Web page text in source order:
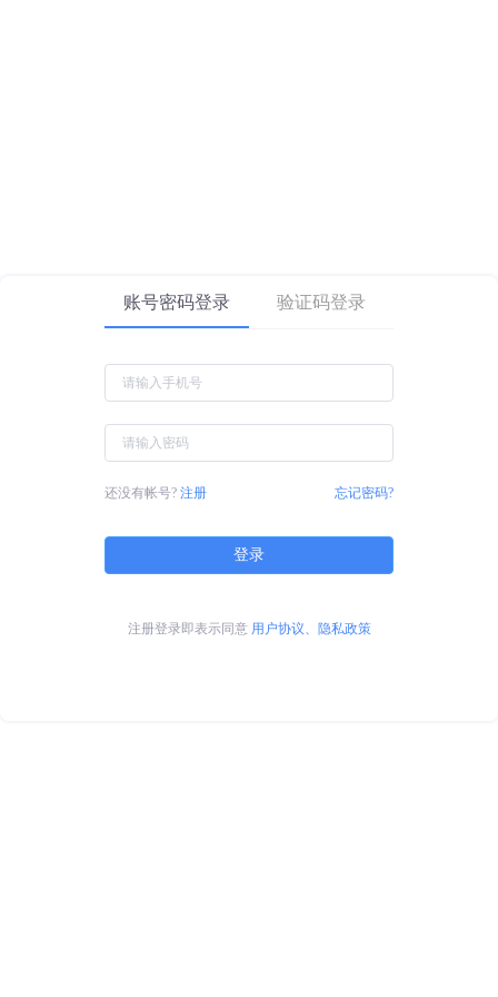
账号密码登录 验证码登录
还没有帐号? 注册 忘记密码?
登录
注册登录即表示同意 用户协议、隐私政策